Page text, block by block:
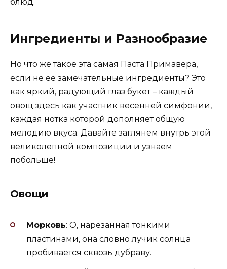
Ингредиенты и Разнообразие
Но что же такое эта самая Паста Примавера,
если не её замечательные ингредиенты? Это
как яркий, радующий глаз букет – каждый
овощ здесь как участник весенней симфонии,
каждая нотка которой дополняет общую
мелодию вкуса. Давайте заглянем внутрь этой
великолепной композиции и узнаем
побольше!
Овощи
Морковь: О, нарезанная тонкими
пластинами, она словно лучик солнца
пробивается сквозь дубраву.